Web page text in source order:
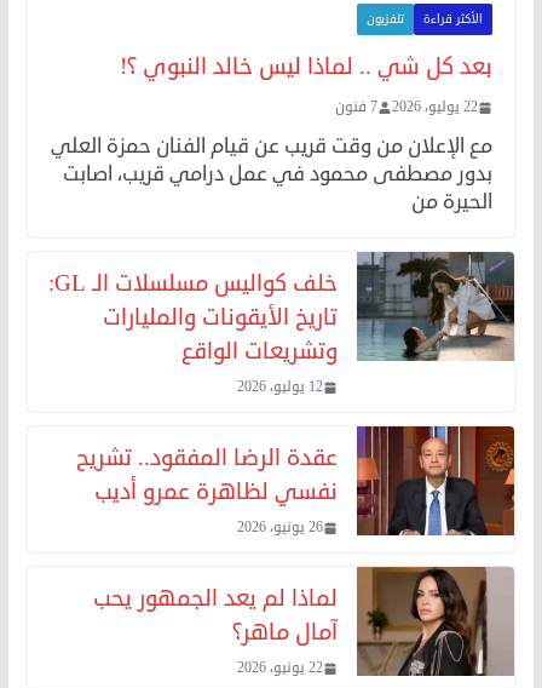
الأكثر قراءة تلفزيون
بعد كل شي .. لماذا ليس خالد النبوي ؟!
22 يوليو، 2026 7 فنون
مع الإعلان من وقت قريب عن قيام الفنان حمزة العلي
بدور مصطفى محمود في عمل درامي قريب، اصابت
الحيرة من
خلف كواليس مسلسلات الـ GL:
تاريخ الأيقونات والمليارات
وتشريعات الواقع
12 يوليو، 2026
عقدة الرضا المفقود.. تشريح
نفسي لظاهرة عمرو أديب
26 يونيو، 2026
لماذا لم يعد الجمهور يحب
آمال ماهر؟
22 يونيو، 2026